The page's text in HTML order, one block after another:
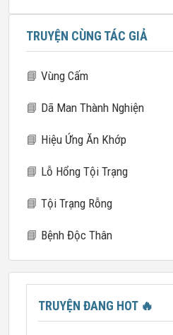
TRUYỆN CÙNG TÁC GIẢ
📘 Vùng Cấm
📘 Dã Man Thành Nghiện
📘 Hiệu Ứng Ăn Khớp
📘 Lỗ Hổng Tội Trạng
📘 Tội Trạng Rỗng
📘 Bệnh Độc Thân
TRUYỆN ĐANG HOT 🔥